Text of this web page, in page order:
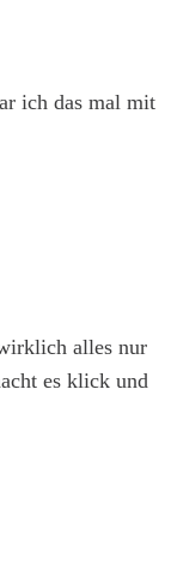
ich das mal mit
alles nur
es klick und